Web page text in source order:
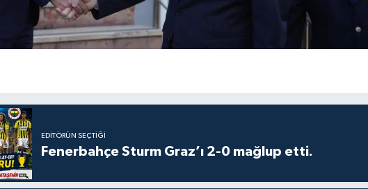
EDITÖRÜN SEÇTIĞI
Fenerbahçe Sturm Graz’ı 2-0 mağlup etti.